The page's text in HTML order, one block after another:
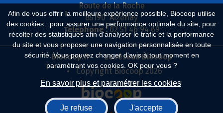
Afin de vous offrir la meilleure expérience possible, Biocoop utilise
des cookies : pour assurer une performance optimale du site, pour
récolter des statistiques afin d'analyser le trafic et la performance
du site et vous proposer une navigation personnalisée en toute
sécurité. Vous pouvez changer d'avis à tout moment en
paramétrant vos cookies. OK pour vous ?
En savoir plus et paramétrer les cookies
Je refuse J'accepte
Route de la Roche
85190 Aizenay
Téléphone :02 51 46 94 69
Biocoop.fr
Le réseau Biocoop
Copyright Biocoop 2026